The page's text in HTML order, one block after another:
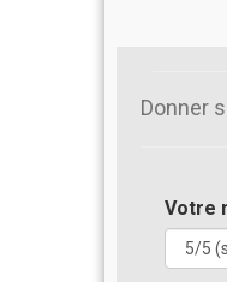
Donner
Votre